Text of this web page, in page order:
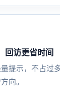
回访更省时间
提示，不占过
向。